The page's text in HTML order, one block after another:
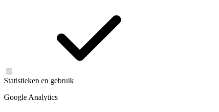
Statistieken en gebruik
Google Analytics